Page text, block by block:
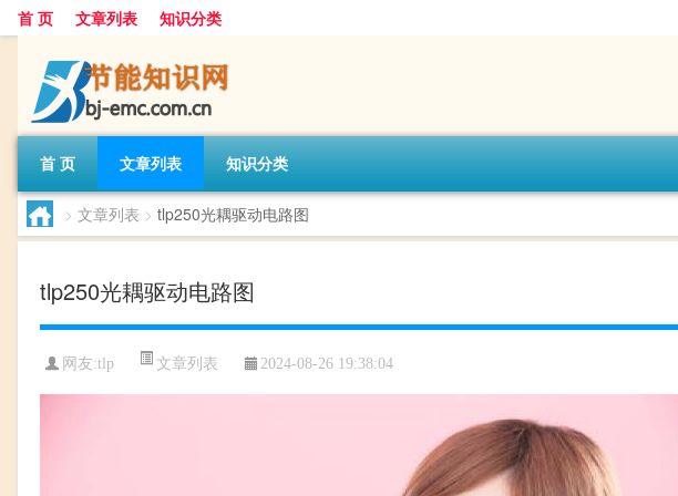
首 页 文章列表 知识分类
首 页 文章列表 知识分类
> 文章列表 > tlp250光耦驱动电路图
tlp250光耦驱动电路图
网友:tlp 文章列表 2024-08-26 19:38:04